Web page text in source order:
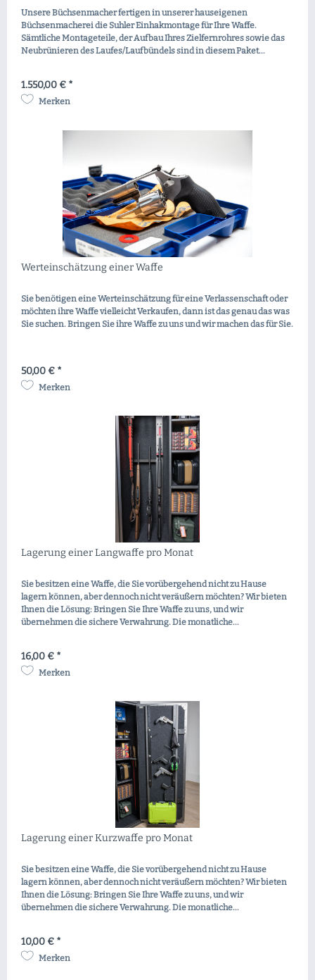
Unsere Büchsenmacher fertigen in unserer hauseigenen
Büchsenmacherei die Suhler Einhakmontage für Ihre Waffe.
Sämtliche Montageteile, der Aufbau Ihres Zielfernrohres sowie das
Neubrünieren des Laufes/Laufbündels sind in diesem Paket...
1.550,00 € *
Merken
Werteinschätzung einer Waffe
Sie benötigen eine Werteinschätzung für eine Verlassenschaft oder
möchten ihre Waffe vielleicht Verkaufen, dann ist das genau das was
Sie suchen. Bringen Sie ihre Waffe zu uns und wir machen das für Sie.
50,00 € *
Merken
Lagerung einer Langwaffe pro Monat
Sie besitzen eine Waffe, die Sie vorübergehend nicht zu Hause
lagern können, aber dennoch nicht veräußern möchten? Wir bieten
Ihnen die Lösung: Bringen Sie Ihre Waffe zu uns, und wir
übernehmen die sichere Verwahrung. Die monatliche...
16,00 € *
Merken
Lagerung einer Kurzwaffe pro Monat
Sie besitzen eine Waffe, die Sie vorübergehend nicht zu Hause
lagern können, aber dennoch nicht veräußern möchten? Wir bieten
Ihnen die Lösung: Bringen Sie Ihre Waffe zu uns, und wir
übernehmen die sichere Verwahrung. Die monatliche...
10,00 € *
Merken